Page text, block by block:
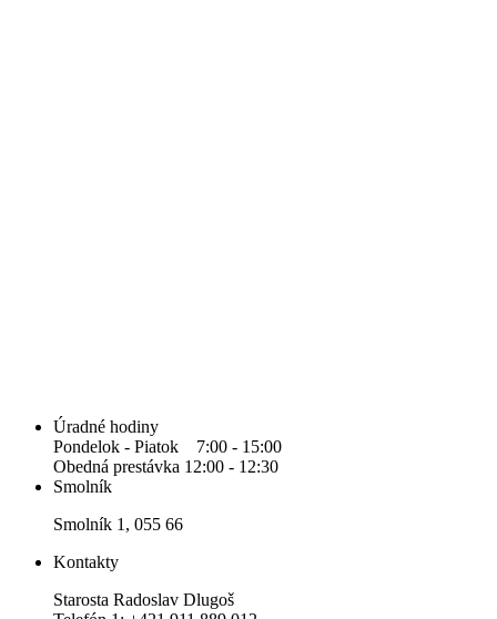
Úradné hodiny
Pondelok - Piatok 7:00 - 15:00
Obedná prestávka 12:00 - 12:30
Smolník
Smolník 1, 055 66
Kontakty
Starosta Radoslav Dlugoš